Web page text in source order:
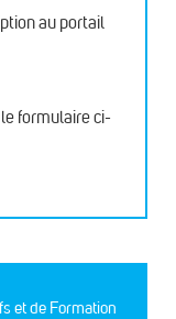
au portail
formulaire ci-
et de Formation